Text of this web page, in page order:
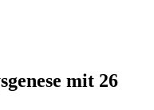
mit 26